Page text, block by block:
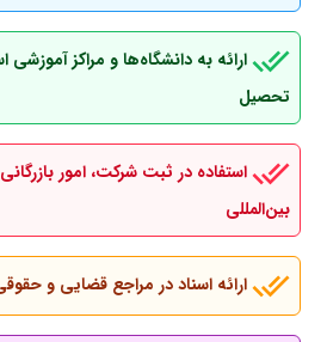
ارائه به دانشگاه‌ها و مراکز آموزشی
تحصیل
استفاده در ثبت شرکت، امور
بین‌المللی
ارائه اسناد در مراجع قضایی و